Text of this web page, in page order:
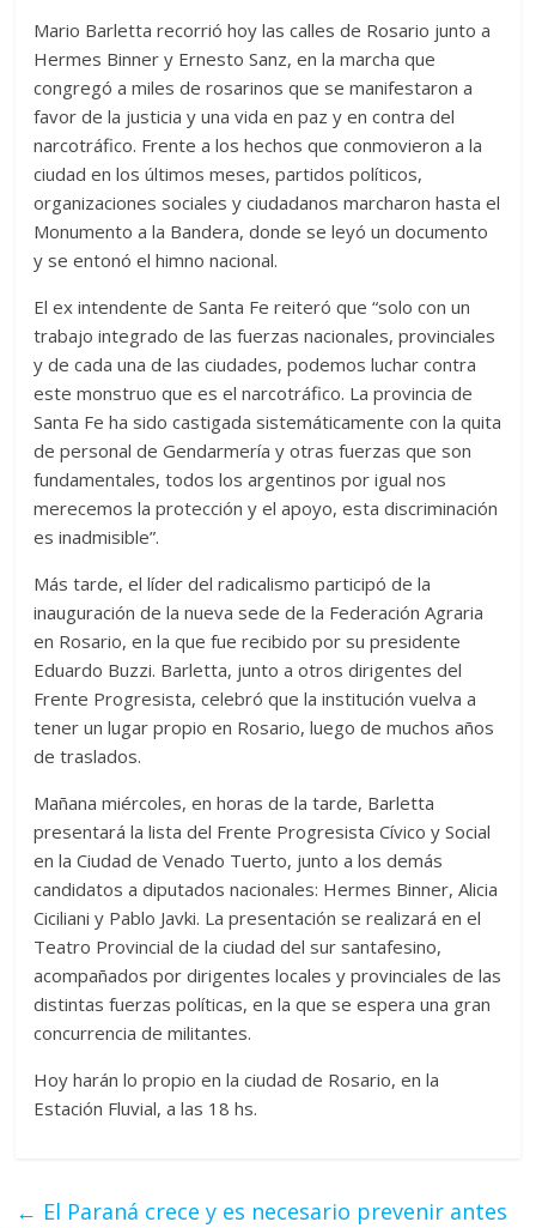
Mario Barletta recorrió hoy las calles de Rosario junto a
Hermes Binner y Ernesto Sanz, en la marcha que
congregó a miles de rosarinos que se manifestaron a
favor de la justicia y una vida en paz y en contra del
narcotráfico. Frente a los hechos que conmovieron a la
ciudad en los últimos meses, partidos políticos,
organizaciones sociales y ciudadanos marcharon hasta el
Monumento a la Bandera, donde se leyó un documento
y se entonó el himno nacional.
El ex intendente de Santa Fe reiteró que “solo con un
trabajo integrado de las fuerzas nacionales, provinciales
y de cada una de las ciudades, podemos luchar contra
este monstruo que es el narcotráfico. La provincia de
Santa Fe ha sido castigada sistemáticamente con la quita
de personal de Gendarmería y otras fuerzas que son
fundamentales, todos los argentinos por igual nos
merecemos la protección y el apoyo, esta discriminación
es inadmisible”.
Más tarde, el líder del radicalismo participó de la
inauguración de la nueva sede de la Federación Agraria
en Rosario, en la que fue recibido por su presidente
Eduardo Buzzi. Barletta, junto a otros dirigentes del
Frente Progresista, celebró que la institución vuelva a
tener un lugar propio en Rosario, luego de muchos años
de traslados.
Mañana miércoles, en horas de la tarde, Barletta
presentará la lista del Frente Progresista Cívico y Social
en la Ciudad de Venado Tuerto, junto a los demás
candidatos a diputados nacionales: Hermes Binner, Alicia
Ciciliani y Pablo Javki. La presentación se realizará en el
Teatro Provincial de la ciudad del sur santafesino,
acompañados por dirigentes locales y provinciales de las
distintas fuerzas políticas, en la que se espera una gran
concurrencia de militantes.
Hoy harán lo propio en la ciudad de Rosario, en la
Estación Fluvial, a las 18 hs.
← El Paraná crece y es necesario prevenir antes